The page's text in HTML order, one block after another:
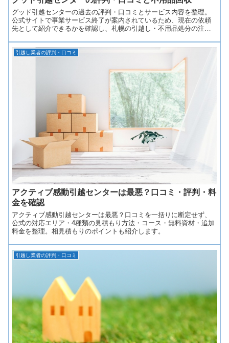
グッド引越センターの過去の評判・口コミとサービス内容を整理。
公式サイトで事業サービス終了が案内されているため、現在の依頼
先として紹介できるかを確認し、札幌の引越し・不用品処分の注意
引越し業者の評判・口コミ
アクティブ感動引越センターは最悪？口コミ・評判・料
金を確認
アクティブ感動引越センターは最悪？口コミを一括りに断定せず、
公式の対応エリア・4種類の見積もり方法・コース・無料資材・追加
料金を整理。相見積もりのポイントも紹介します。
引越し業者の評判・口コミ